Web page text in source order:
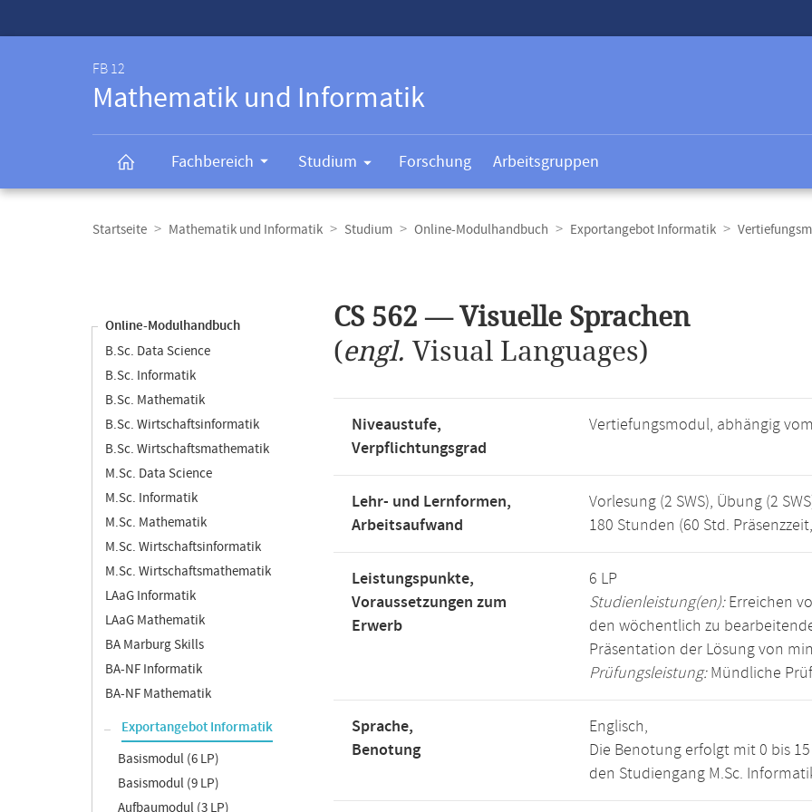
FB 12
Mathematik und Informatik
Fachbereich Studium Forschung Arbeitsgruppen
Navigation
Startseite Mathematik und Informatik Studium Online-Modulhandbuch Exportangebot Informatik
Online-Modulhandbuch
B.Sc. Data Science
B.Sc. Informatik
B.Sc. Mathematik
B.Sc. Wirtschaftsinformatik
B.Sc. Wirtschaftsmathematik
M.Sc. Data Science
M.Sc. Informatik
M.Sc. Mathematik
M.Sc. Wirtschaftsinformatik
M.Sc. Wirtschaftsmathematik
LAaG Informatik
LAaG Mathematik
BA Marburg Skills
BA-NF Informatik
BA-NF Mathematik
Exportangebot Informatik
Basismodul (6 LP)
Basismodul (9 LP)
Aufbaumodul (3 LP)
CS 562 — Visuelle Sprachen
(engl. Visual Languages)
Niveaustufe,
Verpflichtungsgrad
Vertiefungsmodul, abhängig
Lehr- und Lernformen,
Arbeitsaufwand
Vorlesung (2 SWS), Übung (2
180 Stunden (60 Std.
Leistungspunkte,
Voraussetzungen zum
Erwerb
6 LP
Studienleistung(en):Erreichen
den wöchentlich zu
Präsentation der Lösung von
Prüfungsleistung:Mündliche
Sprache,
Benotung
Englisch,
Die Benotung erfolgt mit 0 bis
den Studiengang M.Sc.